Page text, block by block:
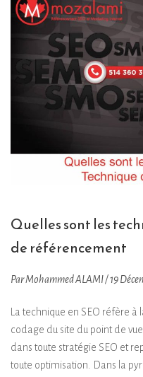
Quelles sont les
de référencement
Par Mohammed ALAMI / 19
La technique en SEO réfère à
codage du site du point de
dans toute stratégie SEO et
toute optimisation. Dans la